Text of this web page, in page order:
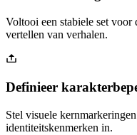
Voltooi een stabiele set voor
vertellen van verhalen.
Definieer
Stel visuele
identiteitskenmerken in.